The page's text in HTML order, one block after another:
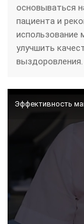
основываться
пациента и
использование
улучшить
выздоровления.
Эффективность